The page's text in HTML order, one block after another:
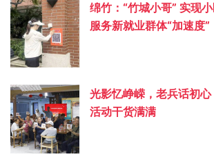
绵竹：“竹城小哥” 实现
服务新就业群体“加速度”
光影忆峥嵘，老兵话初
活动干货满满